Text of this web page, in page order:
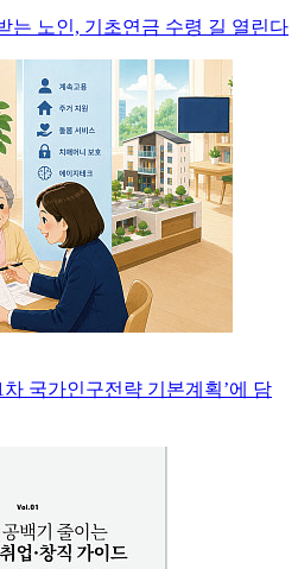
는 노인, 기초연금 수령 길 열린다
차 국가인구전략 기본계획’에 담